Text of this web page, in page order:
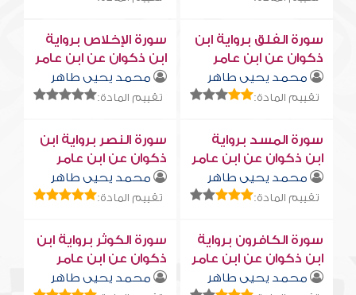
سورة الفلق برواية ابن
ذكوان عن ابن عامر
محمد يحيى طاهر
تقييم المادة:
سورة الإخلاص برواية
ابن ذكوان عن ابن عامر
محمد يحيى طاهر
تقييم المادة:
سورة المسد برواية
ابن ذكوان عن ابن عامر
محمد يحيى طاهر
تقييم المادة:
سورة النصر برواية ابن
ذكوان عن ابن عامر
محمد يحيى طاهر
تقييم المادة:
سورة الكافرون برواية
ابن ذكوان عن ابن عامر
محمد يحيى طاهر
سورة الكوثر برواية ابن
ذكوان عن ابن عامر
محمد يحيى طاهر